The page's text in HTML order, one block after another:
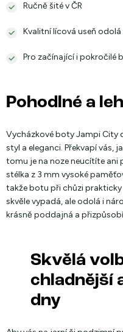
Ručně šité v ČR
Kvalitní lícová useň
Pro začínající i pokročilé
Pohodlné a
Vycházkové boty Jampi City
styl a eleganci. Překvapí vás,
tomu je na noze neucítíte ani
stélka z 3 mm vysoké
takže botu při chůzi prakticky
skvěle vypadá, ale odolá i
krásně poddajná a
Skvělá
chladnější
dny